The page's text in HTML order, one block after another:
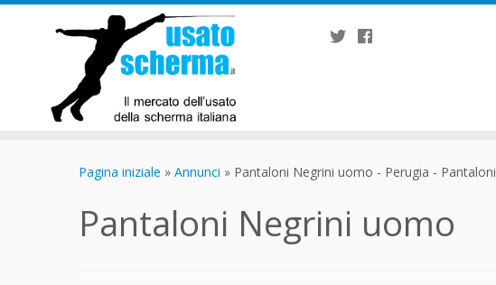
Pagina iniziale » Annunci » Pantaloni Negrini uomo - Perugia - Pantaloni
Pantaloni Negrini uomo